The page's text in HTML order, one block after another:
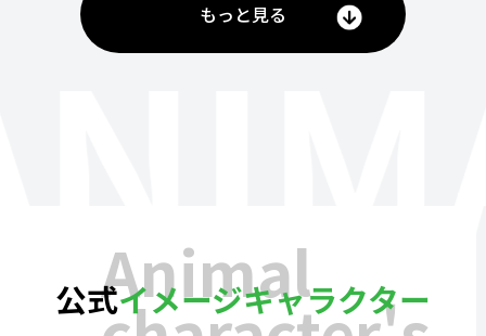
もっと見る
公式イメージキャラクター
Animal